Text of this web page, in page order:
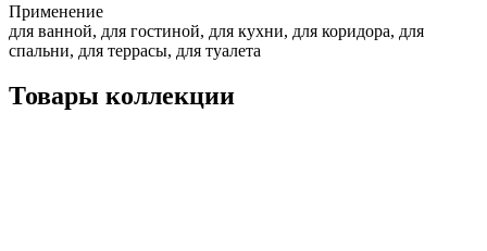
Применение
для ванной, для гостиной, для кухни, для коридора, для
спальни, для террасы, для туалета
Товары коллекции